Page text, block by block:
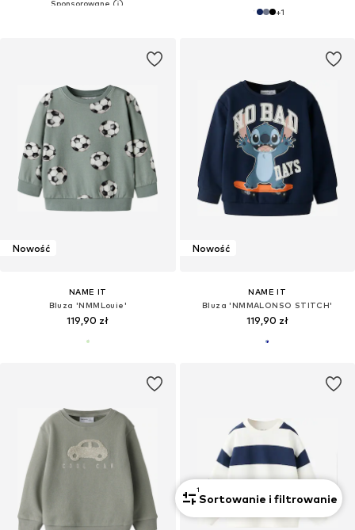
+1
Nowość
NAME IT
Bluza 'NMMLouie'
119,90 zł
Nowość
NAME IT
Bluza 'NMMALONSO STITCH'
119,90 zł
1
Sortowanie i filtrowanie